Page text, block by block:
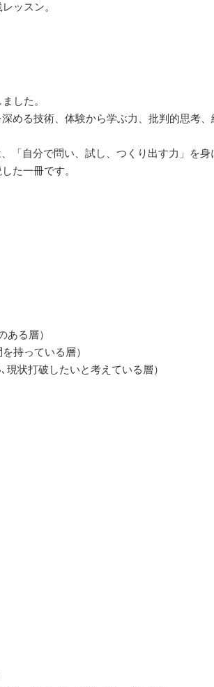
ッスン。
した。
める技術、体験から学ぶ力、批判的思考
自分で問い、試し、つくり出す力」を身
た一冊です。
る層）
持っている層）
状打破したいと考えている層）